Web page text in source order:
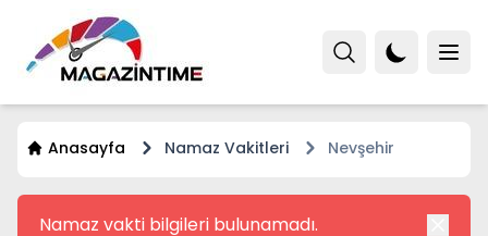
Anasayfa Namaz Vakitleri Nevşehir
Namaz vakti bilgileri bulunamadı.